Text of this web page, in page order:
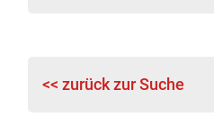
<< zurück zur Suche